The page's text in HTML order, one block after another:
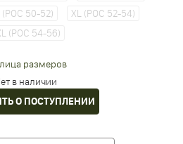
(РОС 50-52)
XL (РОС 52-54)
(РОС 54-56)
размеров
в наличии
О ПОСТУПЛЕНИИ